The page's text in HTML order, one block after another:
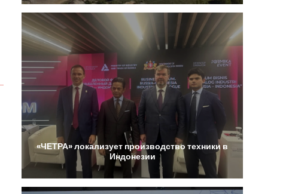
«ЧЕТРА»локализует производство техники в
Индонезии